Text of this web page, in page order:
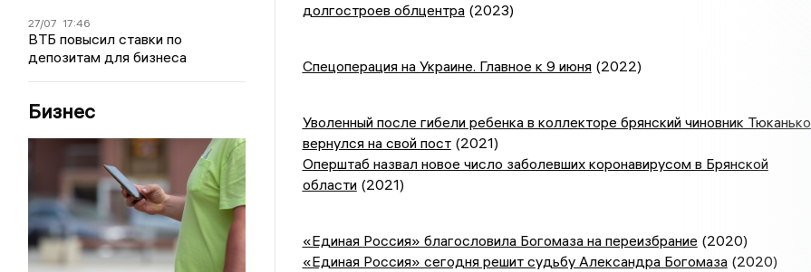
27/07 17:46
ВТБ повысил ставки по
депозитам для бизнеса
Бизнес
долгостроев облцентра(2023)
Спецоперация на Украине. Главное к 9 июня(2022)
Уволенный после гибели ребенка в коллекторе брянский чиновник Тюканько
вернулся на свой пост(2021)
Оперштаб назвал новое число заболевших коронавирусом в Брянской
области(2021)
«Единая Россия» благословила Богомаза на переизбрание (2020)
«Единая Россия» сегодня решит судьбу Александра Богомаза(2020)